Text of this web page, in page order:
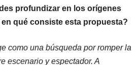
profundizar en los orígenes
qué consiste esta propuesta?
como una búsqueda por romper la
escenario y espectador. A